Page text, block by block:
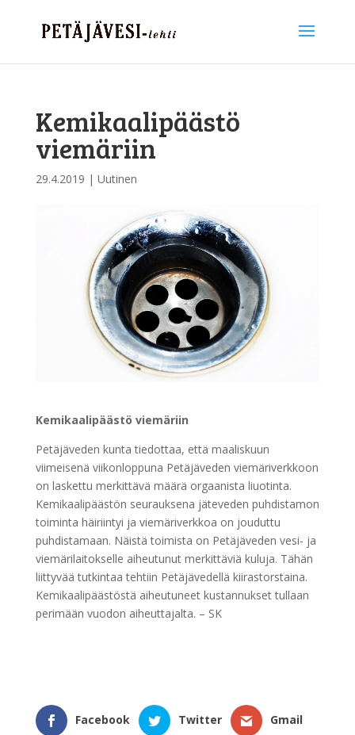
Kemikaalipäästö
viemäriin
29.4.2019 | Uutinen
Kemikaalipäästö viemäriin
Petäjäveden kunta tiedottaa, että maaliskuun
viimeisenä viikonloppuna Petäjäveden viemäriverkkoon
on laskettu merkittävä määrä orgaanista liuotinta.
Kemikaalipäästön seurauksena jäteveden puhdistamon
toiminta häiriintyi ja viemäriverkkoa on jouduttu
puhdistamaan. Näistä toimista on Petäjäveden vesi- ja
viemärilaitokselle aiheutunut merkittäviä kuluja. Tähän
liittyvää tutkintaa tehtiin Petäjävedellä kiirastorstaina.
Kemikaalipäästöstä aiheutuneet kustannukset tullaan
perimään vuodon aiheuttajalta. – SK
Facebook Twitter Gmail